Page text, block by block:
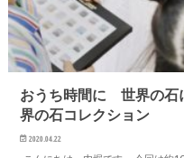
おうち時間に 世界の
界の石コレクション
2020.04.22